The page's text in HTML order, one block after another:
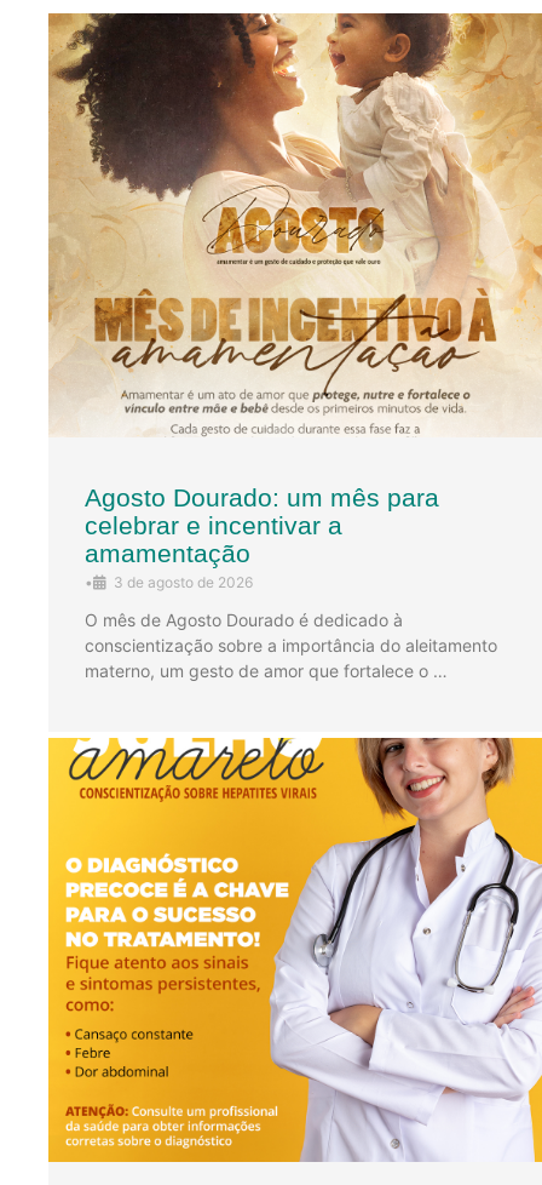
Agosto Dourado: um mês para
celebrar e incentivar a
amamentação
• 3 de agosto de 2026
O mês de Agosto Dourado é dedicado à
conscientização sobre a importância do aleitamento
materno, um gesto de amor que fortalece o …